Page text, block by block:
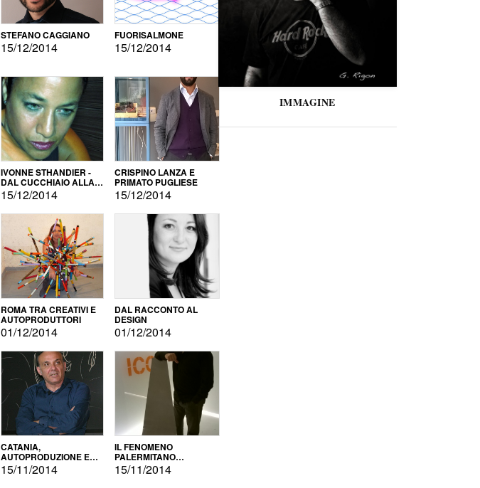
STEFANO CAGGIANO
15/12/2014
FUORISALMONE
15/12/2014
IVONNE STHANDIER -
DAL CUCCHIAIO ALLA
CITTÀ
15/12/2014
CRISPINO LANZA E
PRIMATO PUGLIESE
15/12/2014
ROMA TRA CREATIVI E
AUTOPRODUTTORI
01/12/2014
DAL RACCONTO AL
DESIGN
01/12/2014
CATANIA,
AUTOPRODUZIONE E
COMMERCIALIZZAZIONE
15/11/2014
IL FENOMENO
PALERMITANO
DELL'AUTOPRODUZIONE
15/11/2014
IMMAGINE